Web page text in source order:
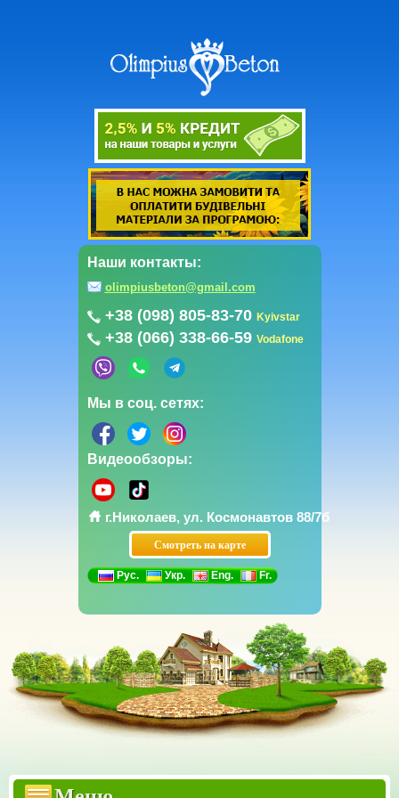
Наши контакты:
olimpiusbeton@gmail.com
+38 (098) 805-83-70 Kyivstar
+38 (066) 338-66-59 Vodafone
Мы в соц. сетях:
Видеообзоры:
г.Николаев, ул. Космонавтов 88/7б
Смотреть на карте
Рус. Укр. Eng. Fr.
Прайсы
Бетонные заборы Еврозаборы